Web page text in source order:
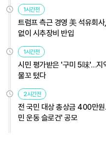
1시간전
트럼프 측근 경영 美 석유회
없이 시추장비 반입
1시간전
시민 평가받은 '구미 5味'…지
물꼬 텄다
2시간전
전 국민 대상 총상금 400만원
민 운동 슬로건' 공모